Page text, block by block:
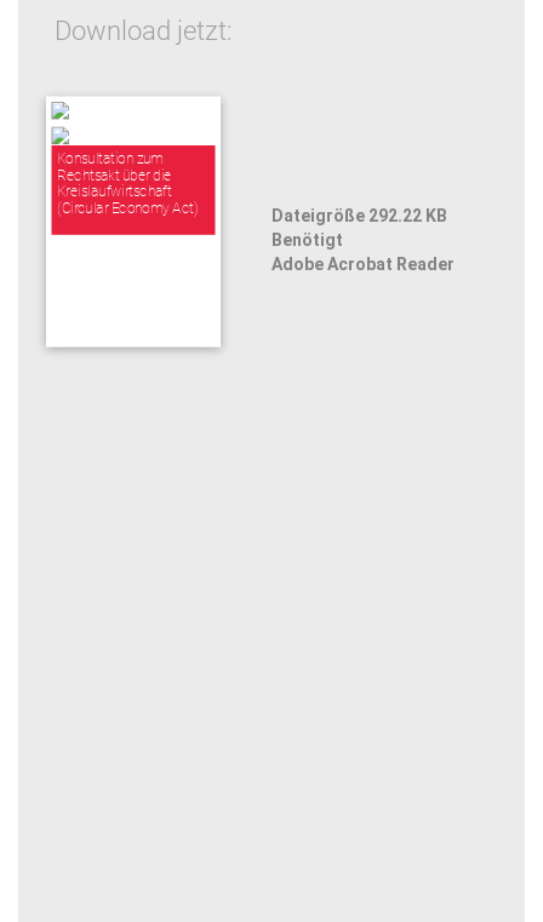
Download jetzt:
Konsultation zum
Rechtsakt über die
Kreislaufwirtschaft
(Circular Economy Act)
Dateigröße 292.22 KB
Benötigt
Adobe Acrobat Reader